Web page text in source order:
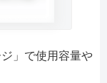
」で使用容量や